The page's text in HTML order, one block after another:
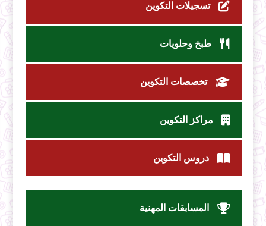
تسجيلات التكوين
طبخ وحلويات
تخصصات التكوين
مراكز التكوين
دروس التكوين
المسابقات المهنية